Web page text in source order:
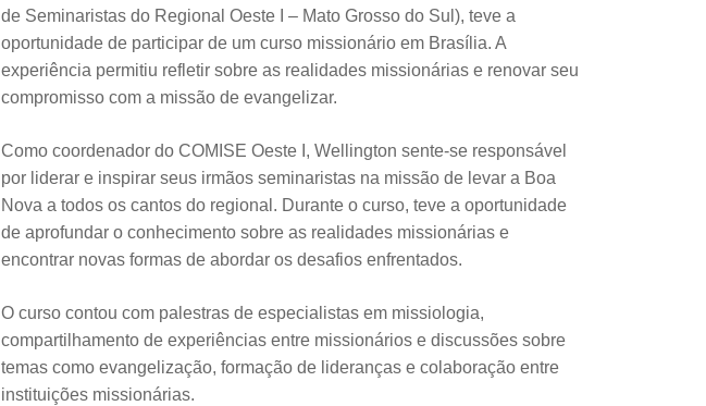
de Seminaristas do Regional Oeste I – Mato Grosso do Sul), teve a
oportunidade de participar de um curso missionário em Brasília. A
experiência permitiu refletir sobre as realidades missionárias e renovar seu
compromisso com a missão de evangelizar.
Como coordenador do COMISE Oeste I, Wellington sente-se responsável
por liderar e inspirar seus irmãos seminaristas na missão de levar a Boa
Nova a todos os cantos do regional. Durante o curso, teve a oportunidade
de aprofundar o conhecimento sobre as realidades missionárias e
encontrar novas formas de abordar os desafios enfrentados.
O curso contou com palestras de especialistas em missiologia,
compartilhamento de experiências entre missionários e discussões sobre
temas como evangelização, formação de lideranças e colaboração entre
instituições missionárias.